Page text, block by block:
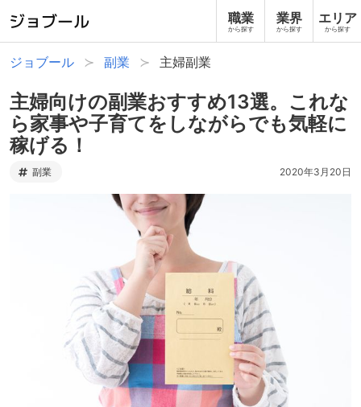
職業
から探す
業界
から探す
エリア
から探す
ジョブール 副業 主婦副業
主婦向けの副業おすすめ13選。これな
ら家事や子育てをしながらでも気軽に
稼げる！
副業 2020年3月20日